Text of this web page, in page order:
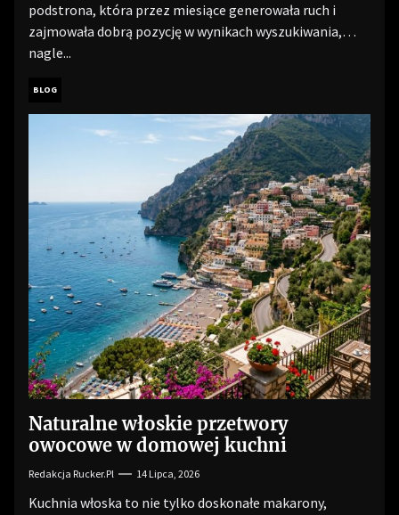
podstrona, która przez miesiące generowała ruch i
zajmowała dobrą pozycję w wynikach wyszukiwania,
nagle...
BLOG
Naturalne włoskie przetwory
owocowe w domowej kuchni
Redakcja Rucker.pl 14 Lipca, 2026
Kuchnia włoska to nie tylko doskonałe makarony,